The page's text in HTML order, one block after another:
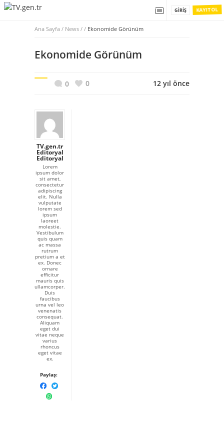
KAYIT OL
GIRIŞ
Ana Sayfa / News / / Ekonomide Görünüm
Ekonomide Görünüm
0 0 12 yıl önce
TV.gen.tr
Editoryal
Editoryal
Lorem
ipsum dolor
sit amet,
consectetur
adipiscing
elit. Nulla
vulputate
lorem sed
ipsum
laoreet
molestie.
Vestibulum
quis quam
ac massa
rutrum
pretium a et
ex. Donec
ornare
efficitur
mauris quis
ullamcorper.
Duis
faucibus
urna vel leo
venenatis
consequat.
Aliquam
eget dui
vitae neque
varius
rhoncus
eget vitae
ex.
Paylaş: